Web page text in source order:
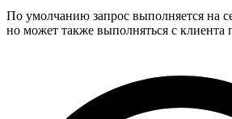
По умолчанию запрос выполняется на
но может также выполняться с клиента